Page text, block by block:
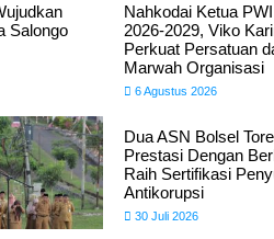
Salongo
Nahkodai Ketua
2026-2029, Viko
Perkuat Persatuan
Marwah Organisasi
6 Agustus 2026
Dua ASN Bolsel
Prestasi Dengan
Raih Sertifikasi
Antikorupsi
30 Juli 2026